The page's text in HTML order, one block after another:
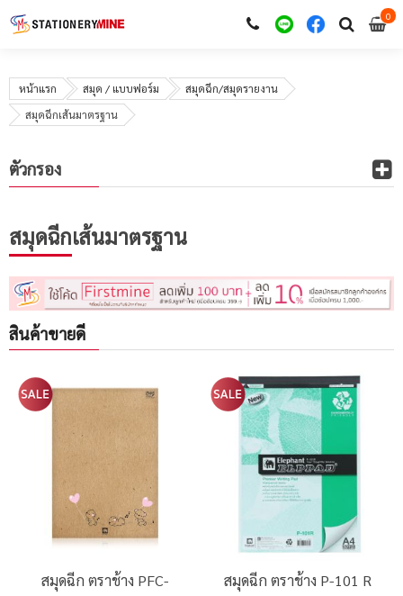
00
หน้าแรก สมุด / แบบฟอร์ม
สมุดฉีก/สมุดรายงาน
สมุดฉีกเส้นมาตรฐาน
สมุดฉีกเส้นมาตรฐาน
สินค้าขายดี
สมุดฉีก ตราช้าง PFC-
สมุดฉีก ตราช้าง P-101 R
ตัวกรอง